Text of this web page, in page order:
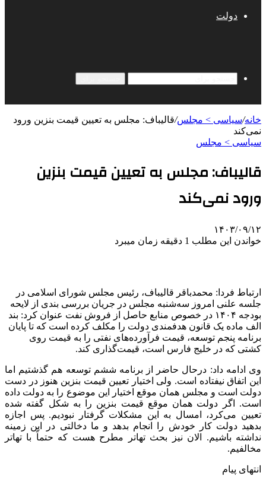
دولت
خانه/سیاسی > مجلس/قالیباف: مجلس به تعیین قیمت بنزین ورود
نمی‌کند
سیاسی > مجلس
قالیباف: مجلس به تعیین قیمت بنزین
ورود نمی‌کند
۱۴۰۳/۰۹/۱۲
خواندن این مطلب 1 دقیقه زمان میبرد
ارتباط فردا: محمدباقر قالیباف، رئیس مجلس شورای اسلامی در
جلسه علنی امروز سه‌شنبه مجلس در جریان بررسی بندی از لایحه
بودجه ۱۴۰۴ در خصوص منابع حاصل از فروش نفت عنوان کرد: بند
الف ماده یک قانون هدفمندی دولت را مکلف کرده است که تا پایان
برنامه پنجم توسعه، قیمت فرآورده‌های نفتی را به قیمت روی
کشتی که در خلیج فارس است، قیمت‌گذاری کند.
وی ادامه داد: درحال حاضر از برنامه ششم توسعه هم گذشتیم اما
این اتفاق نیفتاده است. ولی اختیار تعیین قیمت بنزین هنوز در دست
دولت است و مجلس همان موقع اختیار این موضوع را به دولت داده
است. اگر دولت همان موقع قیمت بنزین را به شکل گفته شده
تعیین می‌کرد، امسال به این مشکلات گرفتار نبودیم. پس اجازه
بدهید دولت کار خودش را انجام بدهد و ما دخالتی در این زمینه
نداشته باشیم. الان نیز بحث تهاتر مطرح هست که حتماً با تهاتر
مخالفیم.
انتهای پیام